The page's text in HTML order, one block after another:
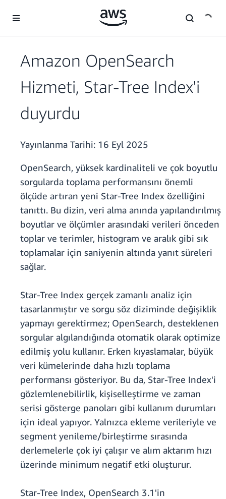
Amazon OpenSearch
Hizmeti, Star-Tree Index'i
duyurdu
Yayınlanma Tarihi: 16 Eyl 2025
OpenSearch, yüksek kardinaliteli ve çok boyutlu
sorgularda toplama performansını önemli
ölçüde artıran yeni Star-Tree Index özelliğini
tanıttı. Bu dizin, veri alma anında yapılandırılmış
boyutlar ve ölçümler arasındaki verileri önceden
toplar ve terimler, histogram ve aralık gibi sık
toplamalar için saniyenin altında yanıt süreleri
sağlar.
Star-Tree Index gerçek zamanlı analiz için
tasarlanmıştır ve sorgu söz diziminde değişiklik
yapmayı gerektirmez; OpenSearch, desteklenen
sorgular algılandığında otomatik olarak optimize
edilmiş yolu kullanır. Erken kıyaslamalar, büyük
veri kümelerinde daha hızlı toplama
performansı gösteriyor. Bu da, Star-Tree Index'i
gözlemlenebilirlik, kişiselleştirme ve zaman
serisi gösterge panoları gibi kullanım durumları
için ideal yapıyor. Yalnızca ekleme verileriyle ve
segment yenileme/birleştirme sırasında
derlemelerle çok iyi çalışır ve alım aktarım hızı
üzerinde minimum negatif etki oluşturur.
Star-Tree Index, OpenSearch 3.1'in